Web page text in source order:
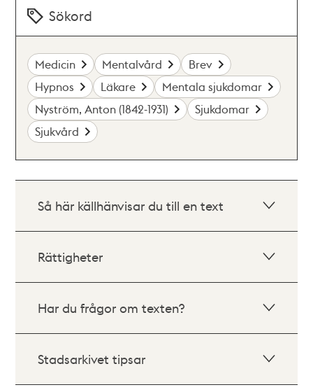
Sökord
Medicin Mentalvård
Brev
Hypnos
Läkare
Mentala sjukdomar
Nyström, Anton (1842-1931)
Sjukdomar
Sjukvård
Så här källhänvisar du till en text
Rättigheter
Har du frågor om texten?
Stadsarkivet tipsar